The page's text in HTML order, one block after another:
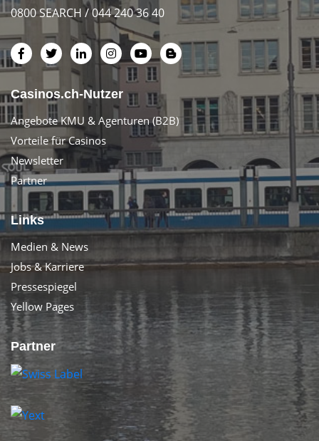
0800 SEARCH / 044 240 36 40
Casinos.ch-Nutzer
Angebote KMU & Agenturen (B2B)
Vorteile für Casinos
Newsletter
Partner
Links
Medien & News
Jobs & Karriere
Pressespiegel
Yellow Pages
Partner